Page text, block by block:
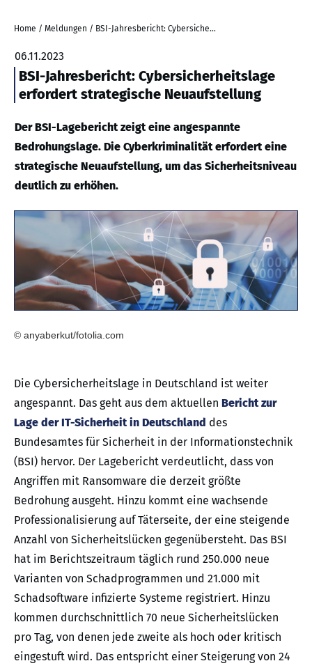
Home / Meldungen / BSI-Jahresbericht: Cybersicherheitslage erfordert strategische Neuaufstellung
06.11.2023
BSI-Jahresbericht: Cybersicherheitslage
erfordert strategische Neuaufstellung
Der BSI-Lagebericht zeigt eine angespannte
Bedrohungslage. Die Cyberkriminalität erfordert eine
strategische Neuaufstellung, um das Sicherheitsniveau
deutlich zu erhöhen.
© anyaberkut/fotolia.com
Die Cybersicherheitslage in Deutschland ist weiter
angespannt. Das geht aus dem aktuellen Bericht zur
Lage der IT-Sicherheit in Deutschland des
Bundesamtes für Sicherheit in der Informationstechnik
(BSI) hervor. Der Lagebericht verdeutlicht, dass von
Angriffen mit Ransomware die derzeit größte
Bedrohung ausgeht. Hinzu kommt eine wachsende
Professionalisierung auf Täterseite, der eine steigende
Anzahl von Sicherheitslücken gegenübersteht. Das BSI
hat im Berichtszeitraum täglich rund 250.000 neue
Varianten von Schadprogrammen und 21.000 mit
Schadsoftware infizierte Systeme registriert. Hinzu
kommen durchschnittlich 70 neue Sicherheitslücken
pro Tag, von denen jede zweite als hoch oder kritisch
eingestuft wird. Das entspricht einer Steigerung von 24